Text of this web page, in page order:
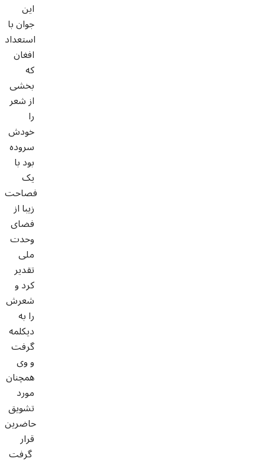
این
جوان با
استعداد
افغان
که
بخشی
از شعر
را
خودش
سروده
بود با
یک
فصاحت
زیبا از
فضای
وحدت
ملی
تقدیر
کرد و
شعرش
را به
دیکلمه
گرفت
و وی
همچنان
مورد
تشویق
حاضرین
قرار
گرفت